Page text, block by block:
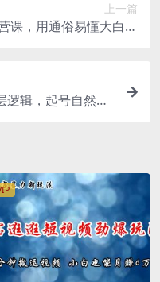
上一篇
课，用通俗易懂大白话
逻辑，起号自然流